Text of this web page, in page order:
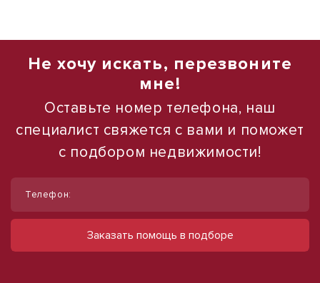
ул Восточно-Кругликовская, д. 22/3
Не хочу искать, перезвоните
мне!
Оставьте номер телефона, наш
специалист свяжется с вами и поможет
с подбором недвижимости!
Телефон:
Заказать помощь в подборе